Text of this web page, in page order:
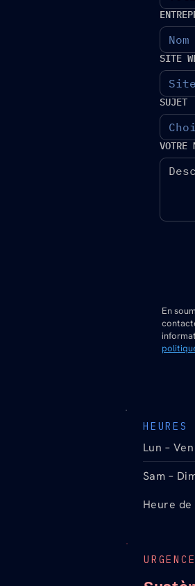
SITE
SUJET
VOTRE
En
HEURES
Lun – Ven
Sam –
Heure de